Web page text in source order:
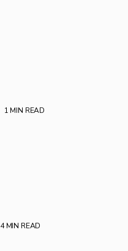
1 MIN READ
4 MIN READ